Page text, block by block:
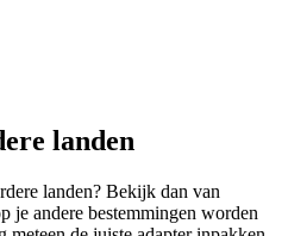
landen
landen? Bekijk dan van
je andere bestemmingen worden